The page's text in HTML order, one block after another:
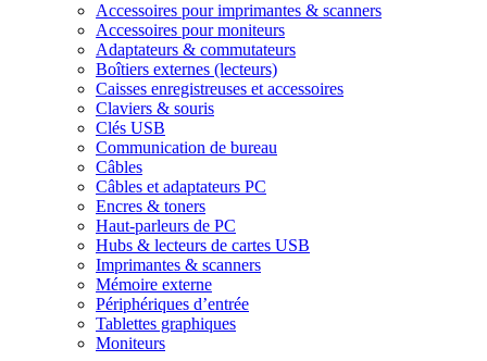
Accessoires pour imprimantes & scanners
Accessoires pour moniteurs
Adaptateurs & commutateurs
Boîtiers externes (lecteurs)
Caisses enregistreuses et accessoires
Claviers & souris
Clés USB
Communication de bureau
Câbles
Câbles et adaptateurs PC
Encres & toners
Haut-parleurs de PC
Hubs & lecteurs de cartes USB
Imprimantes & scanners
Mémoire externe
Périphériques d’entrée
Tablettes graphiques
Moniteurs